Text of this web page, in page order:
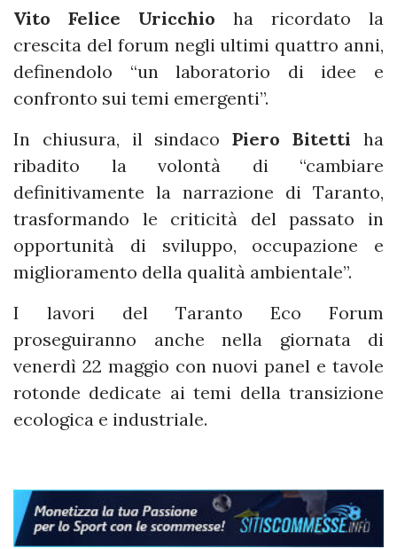
Vito Felice Uricchio ha ricordato la
crescita del forum negli ultimi quattro anni,
definendolo “un laboratorio di idee e
confronto sui temi emergenti”.
In chiusura, il sindacoPiero Bitetti ha
ribadito la volontà di “cambiare
definitivamente la narrazione di Taranto,
trasformando le criticità del passato in
opportunità di sviluppo, occupazione e
miglioramento della qualità ambientale”.
I lavori del Taranto Eco Forum
proseguiranno anche nella giornata di
venerdì 22 maggio con nuovi panel e tavole
rotonde dedicate ai temi della transizione
ecologica e industriale.